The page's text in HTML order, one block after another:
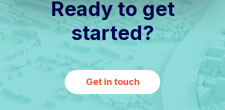
Ready to get
started?
Get in touch